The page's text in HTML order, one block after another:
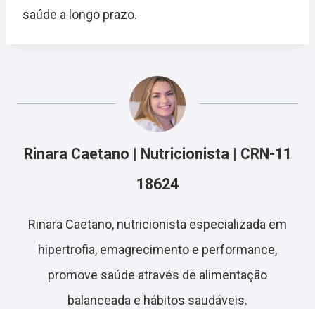
saúde a longo prazo.
Rinara Caetano | Nutricionista | CRN-11
18624
Rinara Caetano, nutricionista especializada em
hipertrofia, emagrecimento e performance,
promove saúde através de alimentação
balanceada e hábitos saudáveis.